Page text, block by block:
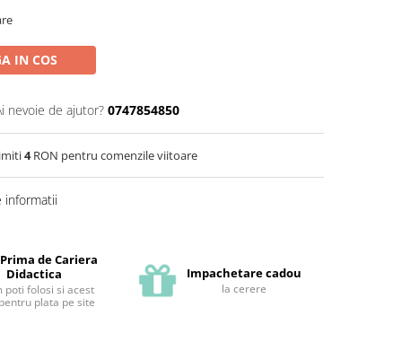
IN COS
nevoie de ajutor? 0747854850
4RON pentru comenzile viitoare
informatii
de Cariera
Didactica
poti folosi si acest
plata pe site
Impachetare cadou
la cerere